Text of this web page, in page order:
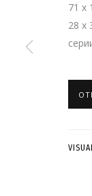
71 x
28 x